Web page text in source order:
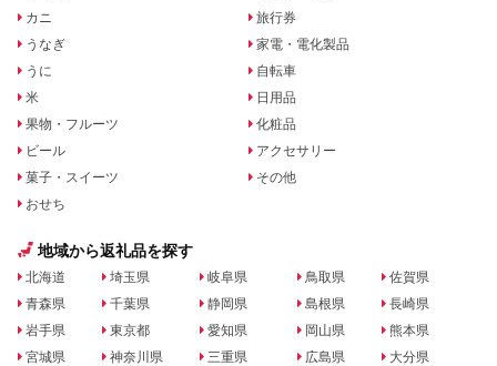
カニ
うなぎ
うに
米
果物・フルーツ
ビール
菓子・スイーツ
おせち
旅行券
家電・電化製品
自転車
日用品
化粧品
アクセサリー
その他
地域から返礼品を探す
北海道
青森県
岩手県
宮城県
埼玉県
千葉県
東京都
神奈川県
岐阜県
静岡県
愛知県
三重県
鳥取県
島根県
岡山県
広島県
佐賀県
長崎県
熊本県
大分県